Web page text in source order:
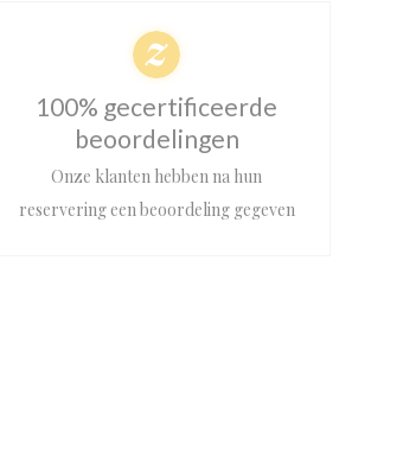
100% gecertificeerde
beoordelingen
Onze klanten hebben na hun
reservering een beoordeling gegeven